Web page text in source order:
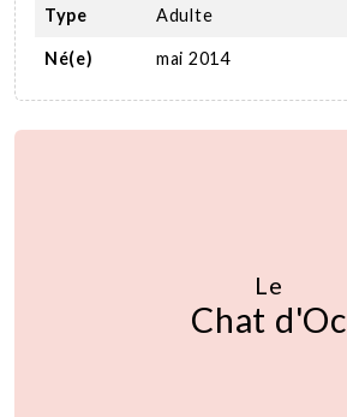
Type Adulte
Né(e) mai 2014
Le
Chat d'Oc